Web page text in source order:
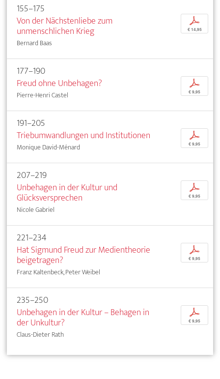
155–175
Von der Nächstenliebe zum
unmenschlichen Krieg
Bernard Baas
p
€ 14,95
177–190
Freud ohne Unbehagen?
Pierre-Henri Castel
p
€ 9,95
191–205
Triebumwandlungen und Institutionen
Monique David-Ménard
p
€ 9,95
207–219
Unbehagen in der Kultur und
Glücksversprechen
Nicole Gabriel
p
€ 9,95
221–234
Hat Sigmund Freud zur Medientheorie
beigetragen?
Franz Kaltenbeck, Peter Weibel
p
€ 9,95
235–250
Unbehagen in der Kultur – Behagen in
der Unkultur?
Claus-Dieter Rath
p
€ 9,95